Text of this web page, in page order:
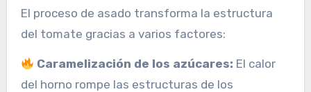
El proceso de asado transforma la estructura
del tomate gracias a varios factores:
Caramelización de los azúcares: El calor
del horno rompe las estructuras de los